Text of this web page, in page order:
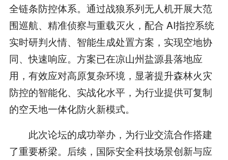
全链条防控体系。通过战狼系列无人机开展大范
围巡航、精准侦察与重载灭火，配合 AI指控系统
实时研判火情、智能生成处置方案，实现空地协
同、快速响应。方案已在凉山州盐源县落地应
用，有效应对高原复杂环境，显著提升森林火灾
防控的智能化、实战化水平，为行业提供可复制
的空天地一体化防火新模式。
此次论坛的成功举办，为行业交流合作搭建
了重要桥梁。后续，国际安全科技场景创新与应